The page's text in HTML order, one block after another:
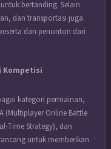
bertanding. Selain
dan transportasi juga
dan penonton dari
Kompetisi
kategori permainan,
(Multiplayer Online Battle
Time Strategy), dan
untuk memberikan